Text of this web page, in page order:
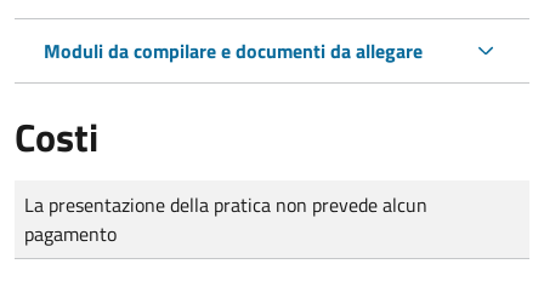
Moduli da compilare e documenti da allegare
Costi
Tipo di pagamento
Importo
La presentazione della pratica non prevede alcun
pagamento